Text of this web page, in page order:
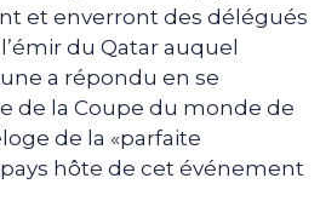
et enverront des délégués
du Qatar auquel
a répondu en se
de la Coupe du monde de
de la «parfaite
hôte de cet événement